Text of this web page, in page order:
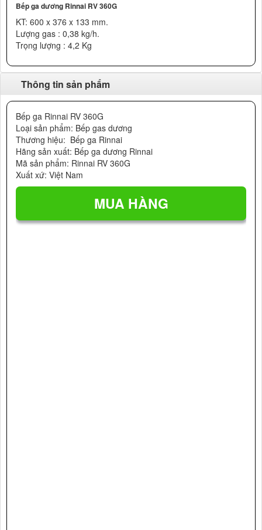
Bếp ga dương Rinnai RV 360G
KT: 600 x 376 x 133 mm.
Lượng gas : 0,38 kg/h.
Trọng lượng : 4,2 Kg
Thông tin sản phẩm
Bếp ga Rinnai RV 360G
Loại sản phẩm: Bếp gas dương
Thương hiệu: Bếp ga Rinnai
Hãng sản xuất: Bếp ga dương Rinnai
Mã sản phẩm: Rinnai RV 360G
Xuất xứ: Việt Nam